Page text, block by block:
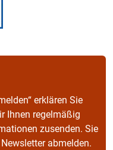
erklären Sie
Ihnen regelmäßig
zusenden. Sie
abmelden.